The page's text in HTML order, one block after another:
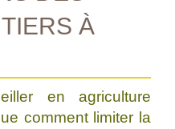
À
en agriculture
comment limiter la